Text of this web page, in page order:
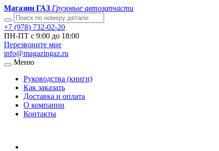
Магазин ГАЗ Грузовые автозапчасти
+7 (978) 732-02-20
ПН-ПТ с 9:00 до 18:00
Перезвоните мне
info@magazingaz.ru
Меню
Руководства (книги)
Как заказать
Доставка и оплата
О компании
Контакты